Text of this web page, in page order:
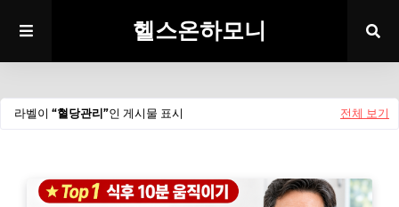
헬스온하모니
라벨이 혈당관리 인 게시물 표시 전체 보기